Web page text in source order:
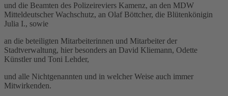
und die Beamten des Polizeireviers Kamenz, an den MDW
Mitteldeutscher Wachschutz, an Olaf Böttcher, die Blütenkönigin
Julia I., sowie
an die beteiligten Mitarbeiterinnen und Mitarbeiter der
Stadtverwaltung, hier besonders an David Kliemann, Odette
Künstler und Toni Lehder,
und alle Nichtgenannten und in welcher Weise auch immer
Mitwirkenden.